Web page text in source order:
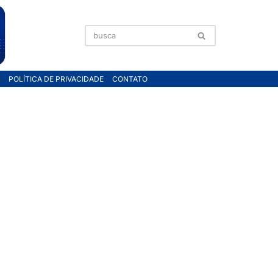
POLÍTICA DE PRIVACIDADE CONTATO